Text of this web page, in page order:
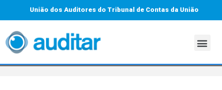
União dos Auditores do Tribunal de Contas da União